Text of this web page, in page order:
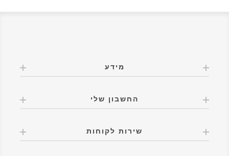
מידע
החשבון שלי
שירות לקוחות